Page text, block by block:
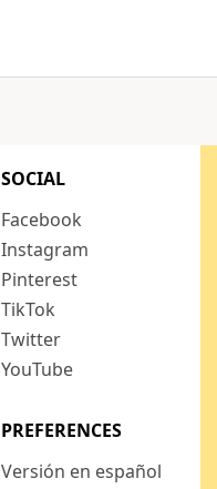
SOCIAL
Facebook
Instagram
Pinterest
TikTok
Twitter
YouTube
PREFERENCES
Versión en español